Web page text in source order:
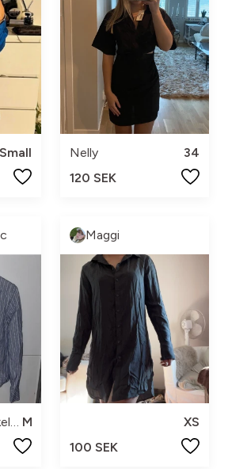
Small
Nelly
34
120 SEK
DAY Birger & Mikkelsen
Maggi
XS
100 SEK